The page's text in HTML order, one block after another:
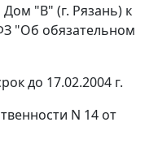
"В" (г. Рязань) к
"Об обязательном
до 17.02.2004 г.
N 14 от